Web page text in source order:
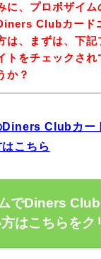
に、プロポザイム
Clubカード
は、まずは、下
トをチェックさ
か？
Diners Clubカー
こちら
でDiners Club
はこちらをク